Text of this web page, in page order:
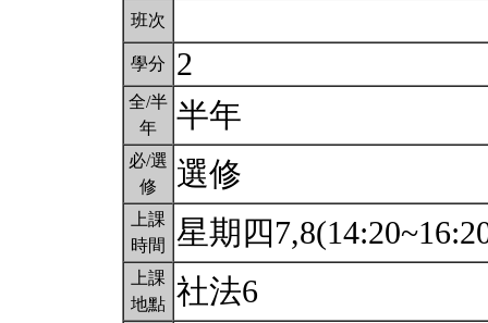
班次
學分 2
全/半
年
半年
必/選
修
選修
上課
時間
星期四
上課
地點 社法6